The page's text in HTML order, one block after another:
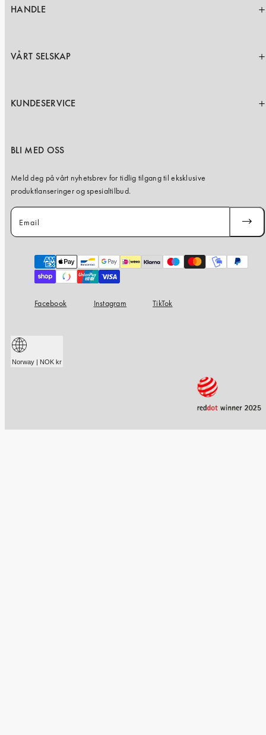
HANDLE
VÅRT SELSKAP
KUNDESERVICE
BLI MED OSS
Meld deg på vårt nyhetsbrev for tidlig tilgang til eksklusive
produktlanseringer og spesialtilbud.
Email
Payment
methods
Facebook Instagram TikTok
Norway | NOK kr